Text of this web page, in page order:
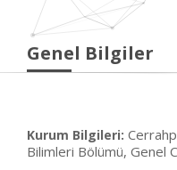
Genel Bilgiler
Kurum Bilgileri:
Bilimleri Bölümü, Genel